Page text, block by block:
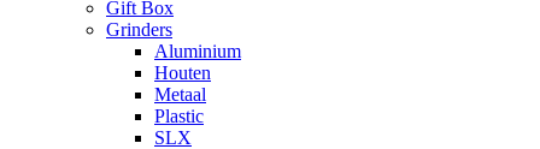
Gift Box
Grinders
Aluminium
Houten
Metaal
Plastic
SLX